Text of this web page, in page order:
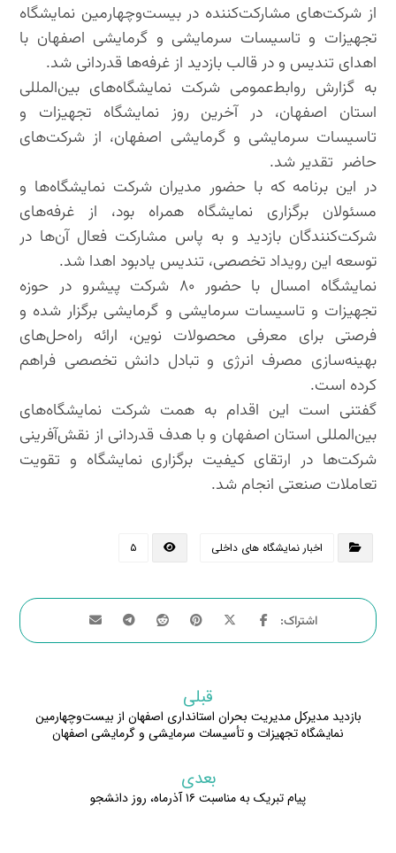
از شرکت‌های مشارکت‌کننده در بیست‌وچهارمین نمایشگاه
تجهیزات و تاسیسات سرمایشی و گرمایشی اصفهان با
اهدای تندیس و در قالب بازدید از غرفه‌ها قدردانی شد.
به گزارش روابط‌عمومی شرکت نمایشگاه‌های بین‌المللی
استان اصفهان، در آخرین روز نمایشگاه تجهیزات و
تاسیسات سرمایشی و گرمایشی اصفهان، از شرکت‌های
حاضر تقدیر شد.
در این برنامه که با حضور مدیران شرکت نمایشگاه‌ها و
مسئولان برگزاری نمایشگاه همراه بود، از غرفه‌های
شرکت‌کنندگان بازدید و به پاس مشارکت فعال آن‌ها در
توسعه این رویداد تخصصی، تندیس یادبود اهدا شد.
نمایشگاه امسال با حضور ۸۰ شرکت‌ پیشرو در حوزه
تجهیزات و تاسیسات سرمایشی و گرمایشی برگزار شده و
فرصتی برای معرفی محصولات نوین، ارائه راه‌حل‌های
بهینه‌سازی مصرف انرژی و تبادل دانش تخصصی فراهم
کرده است.
گفتنی است این اقدام به همت شرکت نمایشگاه‌های
بین‌المللی استان اصفهان و با هدف قدردانی از نقش‌آفرینی
شرکت‌ها در ارتقای کیفیت برگزاری نمایشگاه و تقویت
تعاملات صنعتی انجام شد.
اخبار نمایشگاه های داخلی ۵
قبلی
بازدید مدیرکل مدیریت بحران استانداری اصفهان از بیست‌وچهارمین
نمایشگاه تجهیزات و تأسیسات سرمایشی و گرمایشی اصفهان
بعدی
پیام تبریک به مناسبت ۱۶ آذرماه، روز دانشجو